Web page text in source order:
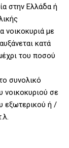
στην Ελλάδα ή
νοικοκυριά με
κατά
του ποσού
συνολικό
σε
εξωτερικού ή /